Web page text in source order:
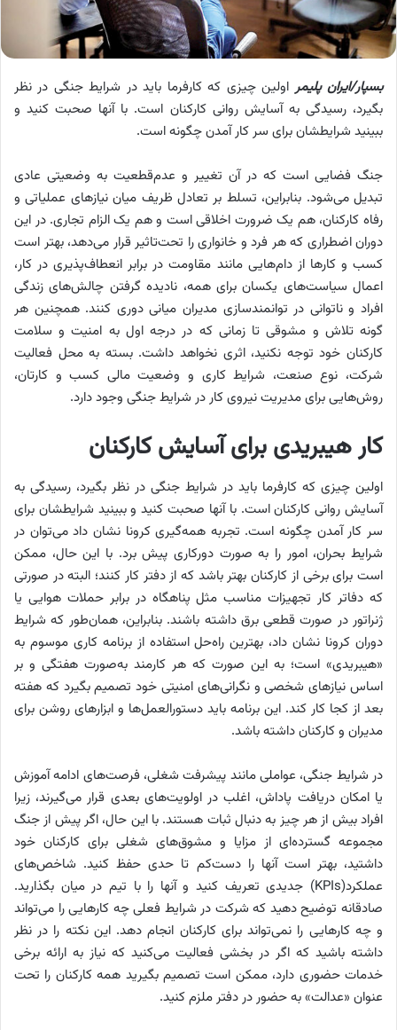
بسپار/ایران پلیمر اولین چیزی که کارفرما باید در شرایط جنگی در نظر
بگیرد، رسیدگی به آسایش روانی کارکنان است. با آنها صحبت کنید و
ببینید شرایطشان برای سر کار آمدن چگونه است.
جنگ فضایی است که در آن تغییر و عدم‌قطعیت به وضعیتی عادی
تبدیل می‌شود. بنابراین، تسلط بر تعادل ظریف میان نیازهای عملیاتی و
رفاه کارکنان، هم یک ضرورت اخلاقی است و هم یک الزام تجاری. در این
دوران اضطراری که هر فرد و خانواری را تحت‌تاثیر قرار می‌دهد، بهتر است
کسب و کارها از دام‌هایی مانند مقاومت در برابر انعطاف‌پذیری در کار،
اعمال سیاست‌های یکسان برای همه، نادیده گرفتن چالش‌های زندگی
افراد و ناتوانی در توانمندسازی مدیران میانی دوری کنند. همچنین هر
گونه تلاش و مشوقی تا زمانی که در درجه اول به امنیت و سلامت
کارکنان خود توجه نکنید، اثری نخواهد داشت. بسته به محل فعالیت
شرکت، نوع صنعت، شرایط کاری و وضعیت مالی کسب و کارتان،
روش‌هایی برای مدیریت نیروی کار در شرایط جنگی وجود دارد.
کار هیبریدی برای آسایش کارکنان
اولین چیزی که کارفرما باید در شرایط جنگی در نظر بگیرد، رسیدگی به
آسایش روانی کارکنان است. با آنها صحبت کنید و ببینید شرایطشان برای
سر کار آمدن چگونه است. تجربه همه‌گیری کرونا نشان داد می‌توان در
شرایط بحران، امور را به صورت دورکاری پیش برد. با این حال، ممکن
است برای برخی از کارکنان بهتر باشد که از دفتر کار کنند؛ البته در صورتی
که دفاتر کار تجهیزات مناسب مثل پناهگاه در برابر حملات هوایی یا
ژنراتور در صورت قطعی برق داشته باشند. بنابراین، همان‌طور که شرایط
دوران کرونا نشان داد، بهترین راه‌حل استفاده از برنامه کاری موسوم به
«هیبریدی» است؛ به این صورت که هر کارمند به‌صورت هفتگی و بر
اساس نیازهای شخصی و نگرانی‌های امنیتی خود تصمیم بگیرد که هفته
بعد از کجا کار کند. این برنامه باید دستورالعمل‌ها و ابزارهای روشن برای
مدیران و کارکنان داشته باشد.
در شرایط جنگی، عواملی مانند پیشرفت شغلی، فرصت‌های ادامه آموزش
یا امکان دریافت پاداش، اغلب در اولویت‌های بعدی قرار می‌گیرند، زیرا
افراد بیش از هر چیز به دنبال ثبات هستند. با این حال، اگر پیش از جنگ
مجموعه گسترده‌ای از مزایا و مشوق‌های شغلی برای کارکنان خود
داشتید، بهتر است آنها را دست‌کم تا حدی حفظ کنید. شاخص‌های
عملکرد(KPIs) جدیدی تعریف کنید و آنها را با تیم در میان بگذارید.
صادقانه توضیح دهید که شرکت در شرایط فعلی چه کارهایی را می‌تواند
و چه کارهایی را نمی‌تواند برای کارکنان انجام دهد. این نکته را در نظر
داشته باشید که اگر در بخشی فعالیت می‌کنید که نیاز به ارائه برخی
خدمات حضوری دارد، ممکن است تصمیم بگیرید همه کارکنان را تحت
عنوان «عدالت» به حضور در دفتر ملزم کنید.